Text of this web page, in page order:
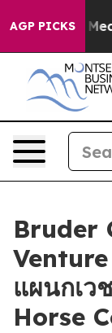
AGP PICKS
'Maga Media
Bruder
แผนกเ
Horse